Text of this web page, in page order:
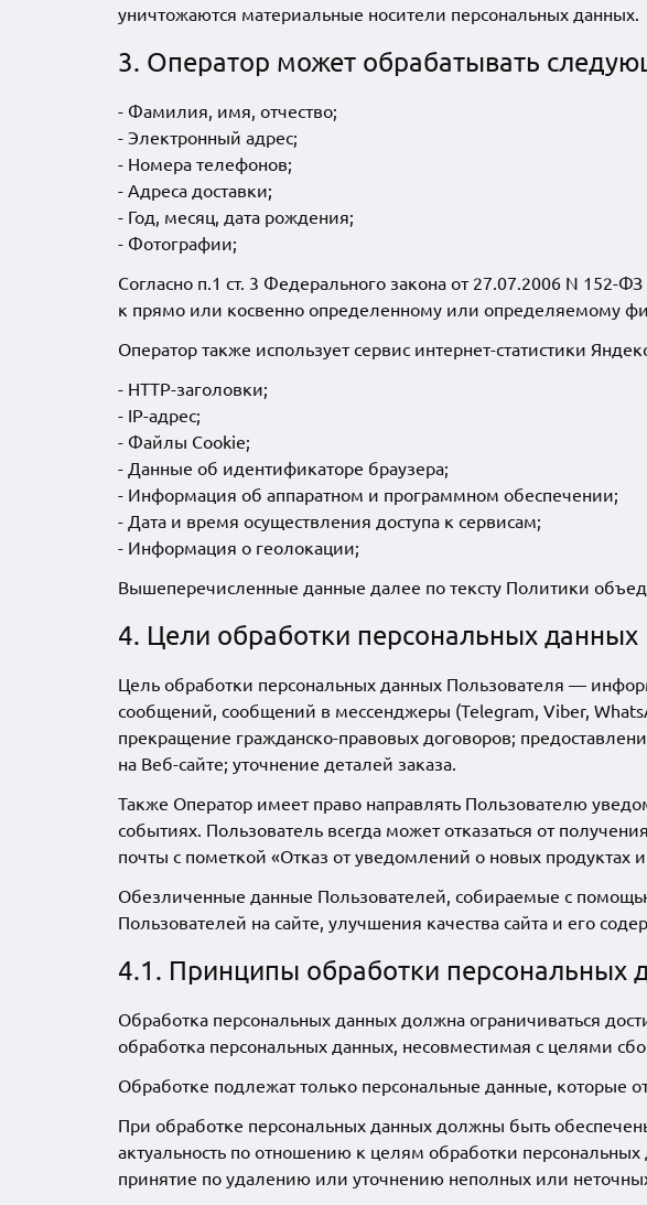
уничтожаются материальные носители персональных данных.
3. Оператор может обрабатывать
- Фамилия, имя, отчество;
- Электронный адрес;
- Номера телефонов;
- Адреса доставки;
- Год, месяц, дата рождения;
- Фотографии;
Согласно п.1 ст. 3 Федерального закона от 27.07.2006 N
к прямо или косвенно определенному или определяемому
Оператор также использует сервис интернет-статистики
- HTTP-заголовки;
- IP-адрес;
- Файлы Cookie;
- Данные об идентификаторе браузера;
- Информация об аппаратном и программном обеспечении;
- Дата и время осуществления доступа к сервисам;
- Информация о геолокации;
Вышеперечисленные данные далее по тексту Политики
4. Цели обработки персональных данных
Цель обработки персональных данных Пользователя —
сообщений, сообщений в мессенджеры (Telegram, Viber,
прекращение гражданско-правовых договоров;
на Веб-сайте; уточнение деталей заказа.
Также Оператор имеет право направлять Пользователю
событиях. Пользователь всегда может отказаться от
почты с пометкой «Отказ от уведомлений о новых продуктах
Обезличенные данные Пользователей, собираемые с
Пользователей на сайте, улучшения качества сайта и его
4.1. Принципы обработки персональных
Обработка персональных данных должна ограничиваться
обработка персональных данных, несовместимая с целями
Обработке подлежат только персональные данные, которые
При обработке персональных данных должны быть
актуальность по отношению к целям обработки
принятие по удалению или уточнению неполных или